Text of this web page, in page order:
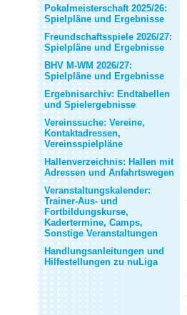
Pokalmeisterschaft 2025/26:
Spielpläne und Ergebnisse
Freundschaftsspiele 2026/27:
Spielpläne und Ergebnisse
BHV M-WM 2026/27:
Spielpläne und Ergebnisse
Ergebnisarchiv: Endtabellen
und Spielergebnisse
Vereinssuche: Vereine,
Kontaktadressen,
Vereinsspielpläne
Hallenverzeichnis: Hallen mit
Adressen und Anfahrtswegen
Veranstaltungskalender:
Trainer-Aus- und
Fortbildungskurse,
Kadertermine, Camps,
Sonstige Veranstaltungen
Handlungsanleitungen und
Hilfestellungen zu nuLiga